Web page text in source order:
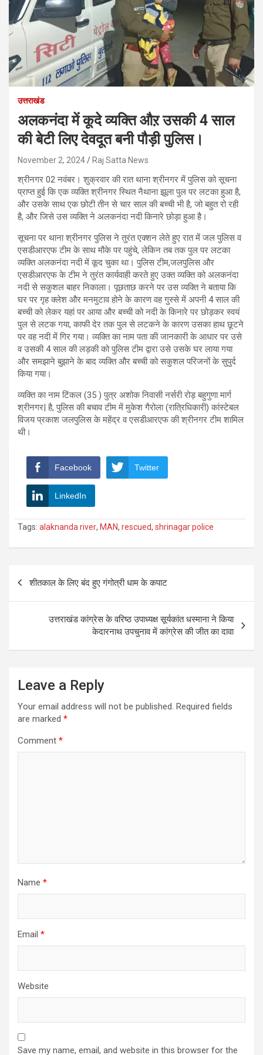
उत्तराखंड
अलकनंदा में कूदे व्यक्ति औऱ उसकी 4 साल
की बेटी लिए देवदूत बनी पौड़ी पुलिस।
November 2, 2024 Raj Satta News
श्रीनगर 02 नवंबर। शुक्रवार की रात थाना श्रीनगर में पुलिस को सूचना
प्राप्त हुई कि एक व्यक्ति श्रीनगर स्थित नैथाना झूला पुल पर लटका हुआ है,
और उसके साथ एक छोटी तीन से चार साल की बच्ची भी है, जो बहुत रो रही
है, और जिसे उस व्यक्ति ने अलकनंदा नदी किनारे छोड़ा हुआ है।
सूचना पर थाना श्रीनगर पुलिस ने तुरंत एक्शन लेते हुए रात में जल पुलिस व
एसडीआरएफ टीम के साथ मौके पर पहुंचे, लेकिन तब तक पुल पर लटका
व्यक्ति अलकनंदा नदी में कूद चुका था। पुलिस टीम,जलपुलिस और
एसडीआरएफ के टीम ने तुरंत कार्यवाही करते हुए उक्त व्यक्ति को अलकनंदा
नदी से सकुशल बाहर निकाला। पूछताछ करने पर उस व्यक्ति ने बताया कि
घर पर गृह क्लेश और मनमुटाव होने के कारण वह गुस्से में अपनी 4 साल की
बच्ची को लेकर यहां पर आया और बच्ची को नदी के किनारे पर छोड़कर स्वयं
पुल से लटक गया, काफी देर तक पुल से लटकने के कारण उसका हाथ छूटने
पर वह नदी में गिर गया। व्यक्ति का नाम पता की जानकारी के आधार पर उसे
व उसकी 4 साल की लड़की को पुलिस टीम द्वारा उसे उसके घर लाया गया
और समझाने बुझाने के बाद व्यक्ति और बच्ची को सकुशल परिजनों के सुपुर्द
किया गया।
व्यक्ति का नाम टिंकल (35 ) पुत्र अशोक निवासी नर्सरी रोड़ बहुगुणा मार्ग
श्रीनगर| है, पुलिस की बचाव टीम में मुकेश गैरोला (रात्रिधिकारी) कांस्टेबल
विजय प्रकाश जलपुलिस के महेंद्र व एसडीआरएफ की श्रीनगर टीम शामिल
थी।
Facebook Twitter
LinkedIn
Tags: alaknanda river, MAN, rescued, shrinagar police
शीतकाल के लिए बंद हुए गंगोत्री धाम के कपाट
उत्तराखंड कांग्रेस के वरिष्ठ उपाध्यक्ष सूर्यकांत धस्माना ने किया
केदारनाथ उपचुनाव में कांग्रेस की जीत का दावा
Leave a Reply
Your email address will not be published. Required fields
are marked *
Comment *
Name *
Email *
Website
Save my name, email, and website in this browser for the